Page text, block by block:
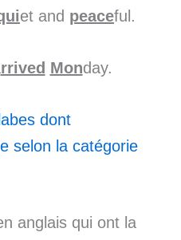
et and peaceful.
rrived Monday.
dont
selon la catégorie
anglais qui ont la